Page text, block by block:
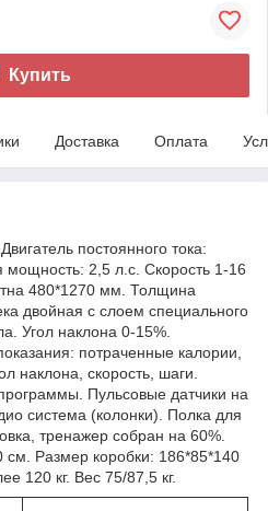
Купить
Доставка Оплата
постоянного тока:
2,5 л.с. Скорость 1-16
480*1270 мм. Толщина
двойная с слоем специального
Угол наклона 0-15%.
потраченные калории,
наклона, скорость, шаги.
Пульсовые датчики на
система (колонки). Полка для
тренажер собран на 60%.
Размер коробки: 186*85*140
120 кг. Вес 75/87,5 кг.